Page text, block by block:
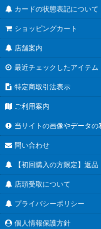
カードの状態表記について
ショッピングカート
店舗案内
最近チェックしたアイテム
特定商取引法表示
ご利用案内
当サイトの画像やデータの
問い合わせ
【初回購入の方限定】返
店頭受取について
プライバシーポリシー
個人情報保護方針